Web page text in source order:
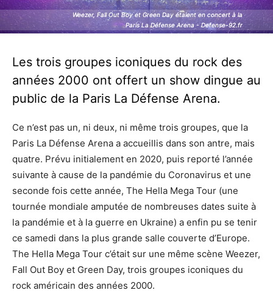
Weezer, Fall Out Boy et Green Day étaient en concert à la
Paris La Défense Arena - Defense-92.fr
Weezer, Fall Out Boy et Green Day étaient en concert à la
Paris La Défense Arena - Defense-92.fr
Les trois groupes iconiques du rock des
années 2000 ont offert un show dingue au
public de la Paris La Défense Arena.
Ce n’est pas un, ni deux, ni même trois groupes, que la
Paris La Défense Arena a accueillis dans son antre, mais
quatre. Prévu initialement en 2020, puis reporté l’année
suivante à cause de la pandémie du Coronavirus et une
seconde fois cette année, The Hella Mega Tour (une
tournée mondiale amputée de nombreuses dates suite à
la pandémie et à la guerre en Ukraine) a enfin pu se tenir
ce samedi dans la plus grande salle couverte d’Europe.
The Hella Mega Tour c’était sur une même scène Weezer,
Fall Out Boy et Green Day, trois groupes iconiques du
rock américain des années 2000.